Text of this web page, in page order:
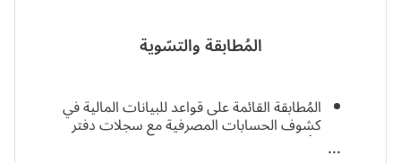
جداول زمنية قابلة للتخصيص بشأن المدفوعات
المُطابقة والتسّوية
المُطابقة القائمة على قواعد للبيانات المالية في
كشوف الحسابات المصرفية مع سجلات دفتر
الأستاذ العام (GL) وسجلات الحسابات الدائنة